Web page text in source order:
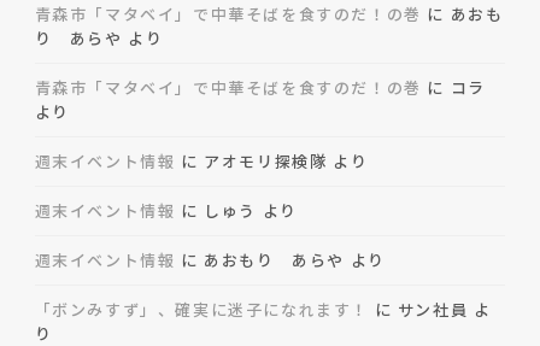
青森市「マタベイ」で中華そばを食すのだ！の巻 に あおも
り あらや より
青森市「マタベイ」で中華そばを食すのだ！の巻 に コラ
より
週末イベント情報 に アオモリ探検隊 より
週末イベント情報 に しゅう より
週末イベント情報 に あおもり あらや より
「ボンみすず」、確実に迷子になれます！ に サン社員 よ
り